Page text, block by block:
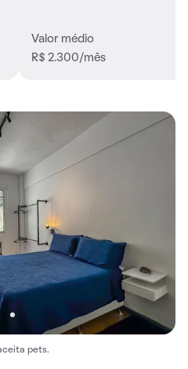
Valor médio
R$ 2.300/mês
pets.